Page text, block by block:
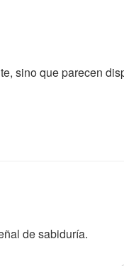
sino que parecen
de sabiduría.